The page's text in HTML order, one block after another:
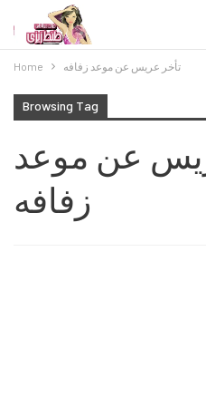
Home تأخر عريس عن موعد زفافه
Browsing Tag
عن موعد
زفافه